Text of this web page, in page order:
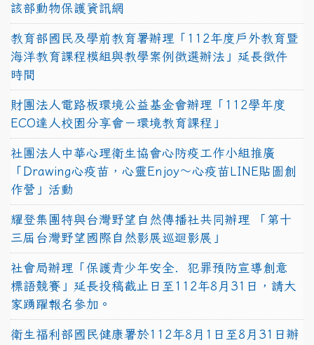
該部動物保護資訊網
教育部國民及學前教育署辦理「112年度戶外教育暨
海洋教育課程模組與教學案例徵選辦法」延長徵件
時間
財團法人電路板環境公益基金會辦理「112學年度
ECO達人校園分享會－環境教育課程」
社團法人中華心理衛生協會心防疫工作小組推廣
「Drawing心疫苗，心靈Enjoy〜心疫苗LINE貼圖創
作營」活動
耀登集團特與台灣野望自然傳播社共同辦理 「第十
三屆台灣野望國際自然影展巡迴影展」
社會局辦理「保護青少年安全．犯罪預防宣導創意
標語競賽」延長投稿截止日至112年8月31日，請大
家踴躍報名參加。
衛生福利部國民健康署於112年8月1日至8月31日辦